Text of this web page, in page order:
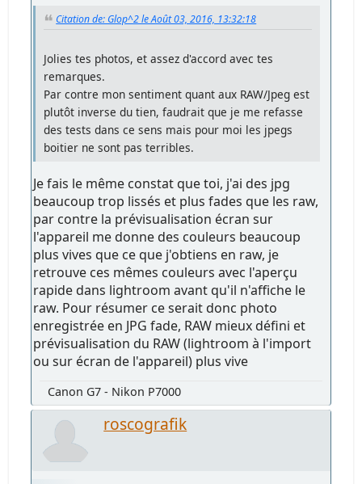
Citation de: Glop^2 le Août 03, 2016, 13:32:18
Jolies tes photos, et assez d'accord avec tes
remarques.
Par contre mon sentiment quant aux RAW/Jpeg est
plutôt inverse du tien, faudrait que je me refasse
des tests dans ce sens mais pour moi les jpegs
boitier ne sont pas terribles.
Je fais le même constat que toi, j'ai des jpg
beaucoup trop lissés et plus fades que les raw,
par contre la prévisualisation écran sur
l'appareil me donne des couleurs beaucoup
plus vives que ce que j'obtiens en raw, je
retrouve ces mêmes couleurs avec l'aperçu
rapide dans lightroom avant qu'il n'affiche le
raw. Pour résumer ce serait donc photo
enregistrée en JPG fade, RAW mieux défini et
prévisualisation du RAW (lightroom à l'import
ou sur écran de l'appareil) plus vive
Canon G7 - Nikon P7000
roscografik